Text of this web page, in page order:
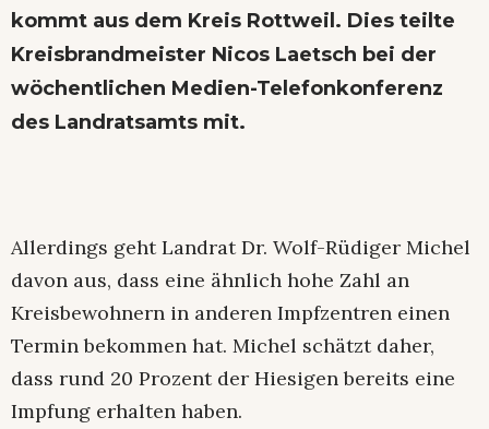
kommt aus dem Kreis Rottweil. Dies teilte
Kreisbrandmeister Nicos Laetsch bei der
wöchentlichen Medien-Telefonkonferenz
des Landratsamts mit.
Allerdings geht Landrat Dr. Wolf-Rüdiger Michel
davon aus, dass eine ähnlich hohe Zahl an
Kreisbewohnern in anderen Impfzentren einen
Termin bekommen hat. Michel schätzt daher,
dass rund 20 Prozent der Hiesigen bereits eine
Impfung erhalten haben.